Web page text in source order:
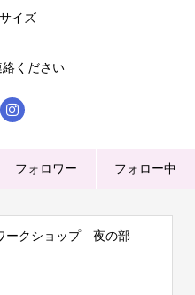
イズ
ください
フォロワー フォロー中
ークショップ 夜の部